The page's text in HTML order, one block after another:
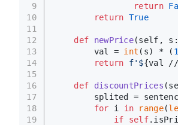
9
10
11
12
13
14
15
16
17
18
19
return
return True
def newPrice(self,
        val =
int (s) * (
return
f'${val
def discountPrices (
splited =
for i in range(
if
self